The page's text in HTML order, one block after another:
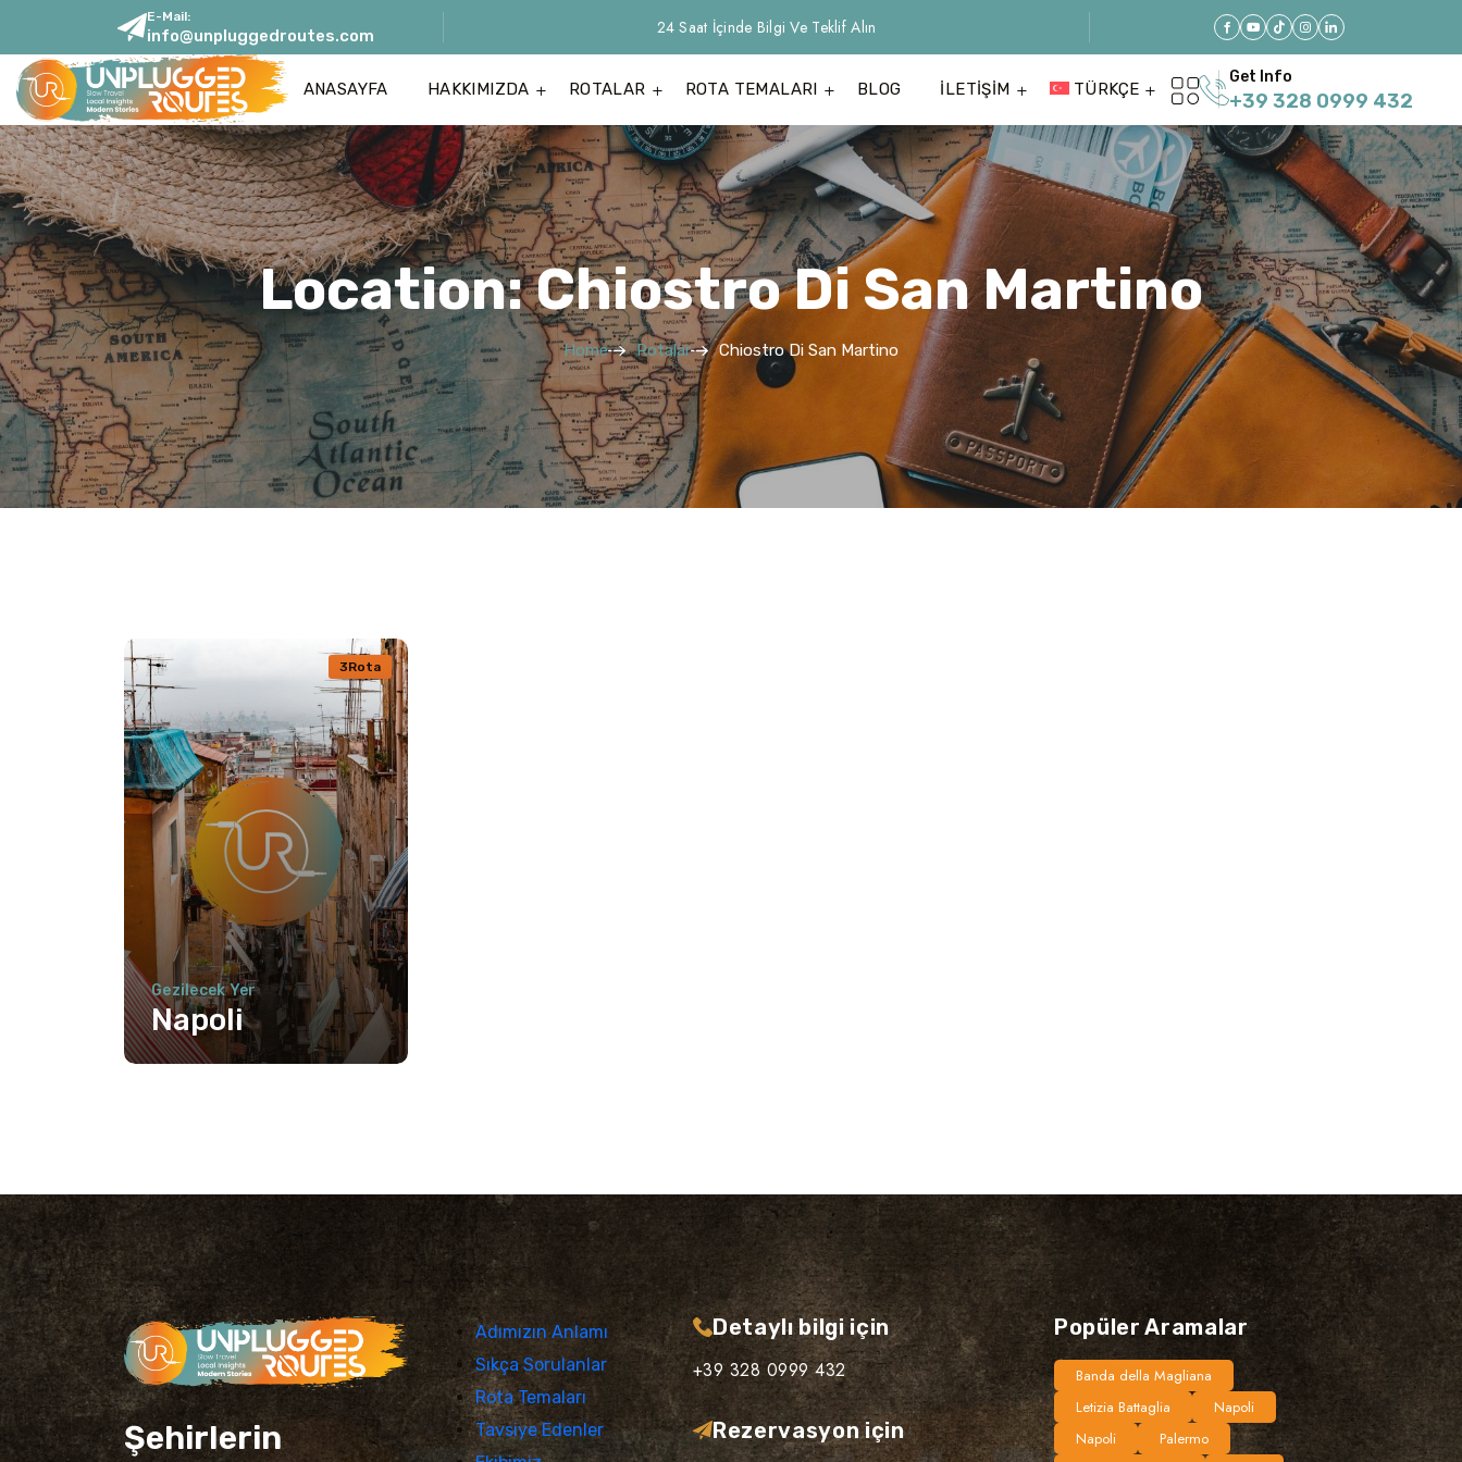
E-Mail:
info@unpluggedroutes.com 24 Saat İçinde Bilgi Ve Teklif Alın
ANASAYFA HAKKIMIZDA ROTALAR ROTA TEMALARI BLOG İLETIŞIM TÜRKÇE
Get Info
+39 328 0999 432
Location: Chiostro Di San Martino
Home Rotalar Chiostro Di San Martino
3Rota
Gezilecek Yer
Napoli
Şehirlerin
Adımızın Anlamı
Sıkça Sorulanlar
Rota Temaları
Tavsiye Edenler
Detaylı bilgi için
+39 328 0999 432
Rezervasyon için
Popüler Aramalar
Banda della Magliana
Letizia Battaglia
Napoli
Napoli
Palermo